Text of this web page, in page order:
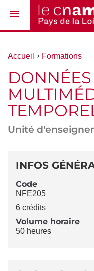
Vous
ici :
Accueil Formations
DONNÉES
Unité
DÉTAILS
INFOS
Code
NFE205
6 crédits
Volume horaire
50 heures